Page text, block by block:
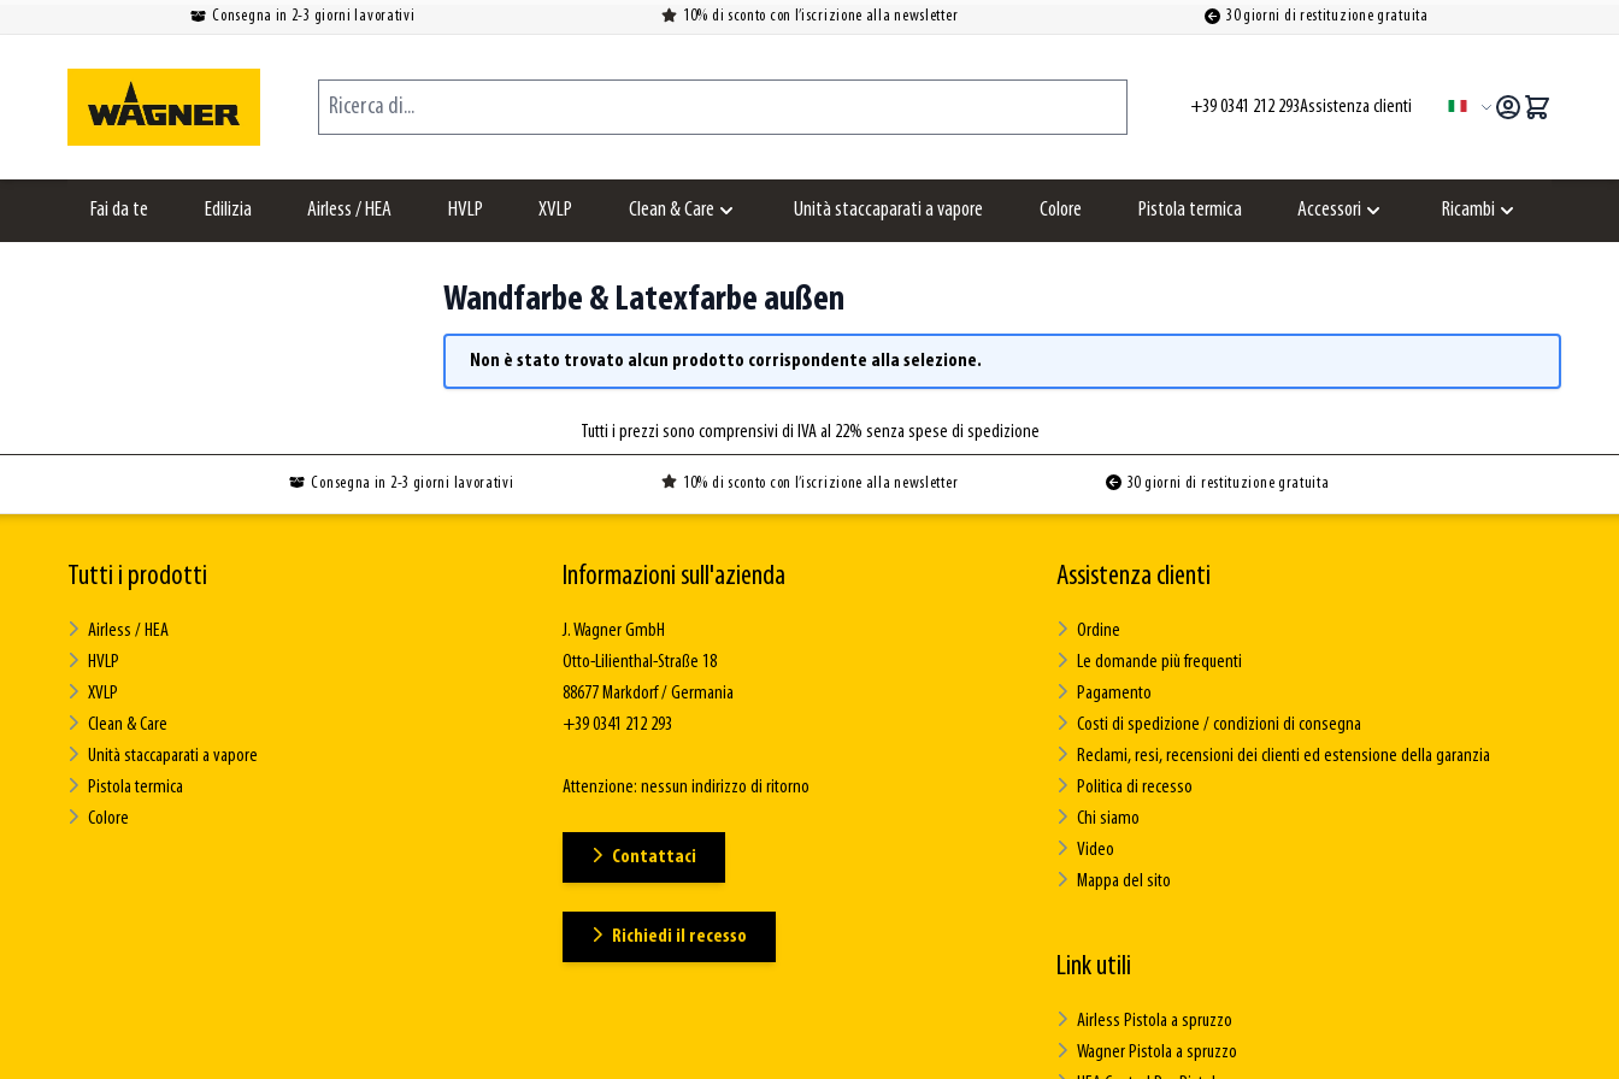
Consegna in 2-3 giorni lavorativi 10% di sconto con l’iscrizione alla newsletter 30 giorni di restituzione gratuita
Ricerca di...
+39 0341 212 293 Assistenza clienti Lingua
Fai da te Edilizia Airless / HEA HVLP XVLP Clean & Care Unità staccaparati a vapore Colore Pistola termica Accessori Ricambi
Wandfarbe & Latexfarbe außen
Non è stato trovato alcun prodotto corrispondente alla selezione.
Tutti i prezzi sono comprensivi di IVA al 22% senza spese di spedizione
Consegna in 2-3 giorni lavorativi 10% di sconto con l’iscrizione alla newsletter 30 giorni di restituzione gratuita
Tutti i prodotti
Airless / HEA
HVLP
XVLP
Clean & Care
Unità staccaparati a vapore
Pistola termica
Colore
Informazioni sull'azienda
J. Wagner GmbH
Otto-Lilienthal-Straße 18
88677 Markdorf / Germania
+39 0341 212 293
Attenzione: nessun indirizzo di ritorno
Contattaci
Richiedi il recesso
Assistenza clienti
Ordine
Le domande più frequenti
Pagamento
Costi di spedizione / condizioni di consegna
Reclami, resi, recensioni dei clienti ed estensione della garanzia
Politica di recesso
Chi siamo
Video
Mappa del sito
Link utili
Airless Pistola a spruzzo
Wagner Pistola a spruzzo